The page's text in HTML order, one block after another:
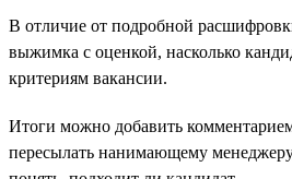
В отличие от подробной
выжимка с оценкой, насколько
критериям вакансии.
Итоги можно добавить
пересылать нанимающему